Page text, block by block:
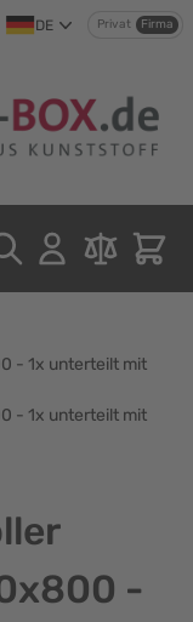
DE Privat Firma
- 1x unterteilt mit
- 1x unterteilt mit
-